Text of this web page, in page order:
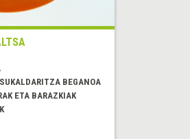
SUKALDARITZA BEGANOA
ETA BARAZKIAK